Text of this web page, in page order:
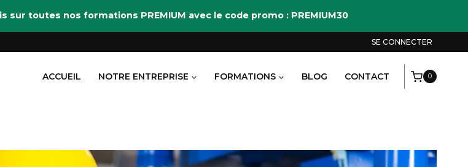
sur toutes nos formations PREMIUM avec le code promo : PREMIUM30
SE CONNECTER
ACCUEIL NOTRE ENTREPRISE FORMATIONS BLOG CONTACT 0